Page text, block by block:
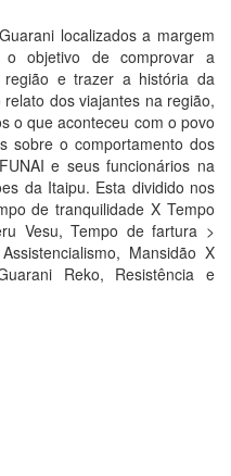
localizados a margem
objetivo de comprovar a
e trazer a história da
dos viajantes na região,
o que aconteceu com o povo
sobre o comportamento dos
e seus funcionários na
da Itaipu. Esta dividido nos
de tranquilidade X Tempo
Vesu, Tempo de fartura >
Mansidão X
Reko, Resistência e